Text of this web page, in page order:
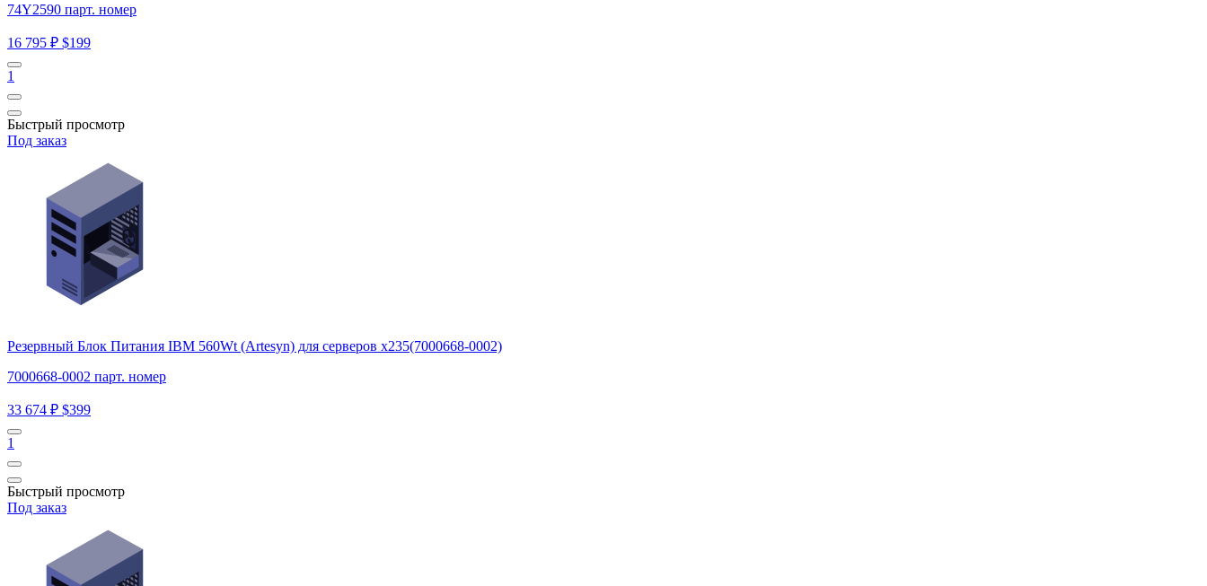
74Y2590 парт. номер
16 795 ₽ $199
1
Быстрый просмотр
Под заказ
Резервный Блок Питания IBM 560Wt (Artesyn) для серверов x235(7000668-0002)
7000668-0002 парт. номер
33 674 ₽ $399
1
Быстрый просмотр
Под заказ